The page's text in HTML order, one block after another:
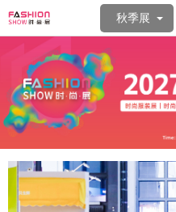
秋季展
首
于
展
会
展
商
中
观
众
活
媒